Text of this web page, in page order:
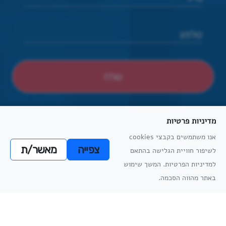
הצהרת נגישות
הסדרי נגישות פיזיים
מדיניות פרטיות
תקנון למניעת הטרדה מינית
מדיניות
מדיניות
הפרטיות
מדיניות פרטיות
אנו משתמשים בקבצי cookies
לשיפור חוויית הגלישה בהתאם
למדיניות הפרטיות. המשך שימוש
באתר מהווה הסכמה.
צפייה מאשר/ת